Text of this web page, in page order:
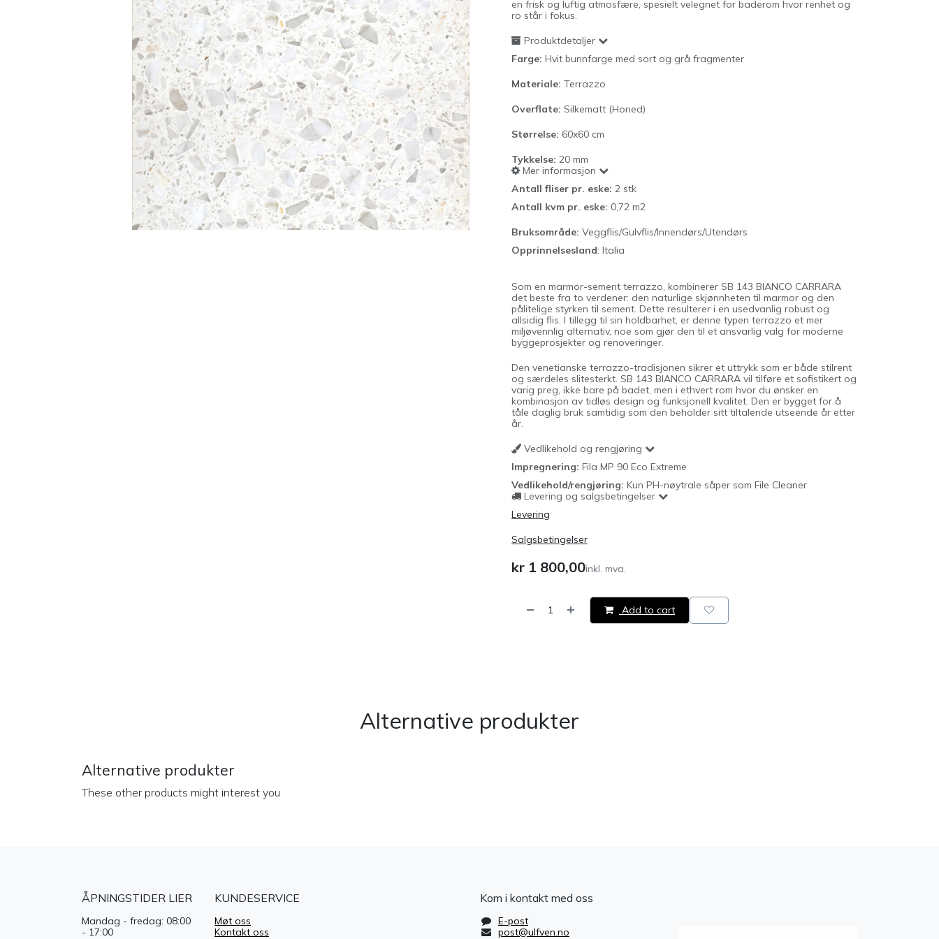
en frisk og luftig atmosfære, spesielt velegnet for baderom hvor renhet og
ro står i fokus.
Produktdetaljer
Farge: Hvit bunnfarge med sort og grå fragmenter
Materiale: Terrazzo
Overflate: Silkematt (Honed)
Størrelse: 60x60 cm
Tykkelse: 20 mm
Mer informasjon
Antall fliser pr. eske: 2 stk
Antall kvm pr. eske: 0,72 m2
Bruksområde: Veggflis/Gulvflis/Innendørs/Utendørs
Opprinnelsesland: Italia
Som en marmor-sement terrazzo, kombinerer SB 143 BIANCO CARRARA
det beste fra to verdener: den naturlige skjønnheten til marmor og den
pålitelige styrken til sement. Dette resulterer i en usedvanlig robust og
allsidig flis. I tillegg til sin holdbarhet, er denne typen terrazzo et mer
miljøvennlig alternativ, noe som gjør den til et ansvarlig valg for moderne
byggeprosjekter og renoveringer.
Den venetianske terrazzo-tradisjonen sikrer et uttrykk som er både stilrent
og særdeles slitesterkt. SB 143 BIANCO CARRARA vil tilføre et sofistikert og
varig preg, ikke bare på badet, men i ethvert rom hvor du ønsker en
kombinasjon av tidløs design og funksjonell kvalitet. Den er bygget for å
tåle daglig bruk samtidig som den beholder sitt tiltalende utseende år etter
år.
Vedlikehold og rengjøring
Impregnering: Fila MP 90 Eco Extreme
Vedlikehold/rengjøring: Kun PH-nøytrale såper som File Cleaner
Levering og salgsbetingelser
Levering
Salgsbetingelser
kr 1 800,00inkl. mva.
Add to cart
Alternative produkter
Alternative produkter
These other products might interest you
ÅPNINGSTIDER LIER
Mandag - fredag: 08:00
- 17:00
KUNDESERVICE
Møt oss
Kontakt oss
Kom i kontakt med oss
E-post
post@ulfven.no